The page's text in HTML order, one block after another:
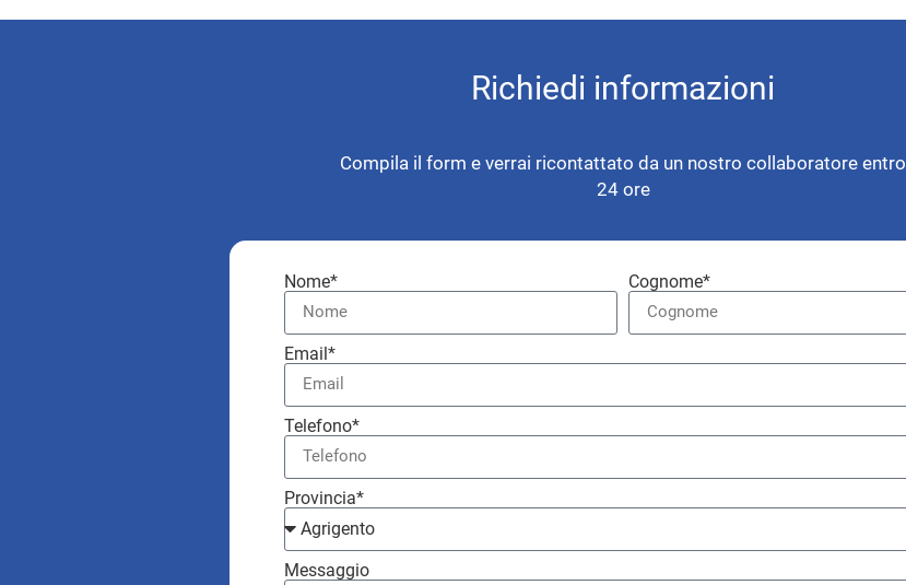
Richiedi informazioni
Compila il form e verrai ricontattato da un nostro collaboratore entro
24 ore
Nome* Cognome*
Email*
Telefono*
Provincia*
Messaggio